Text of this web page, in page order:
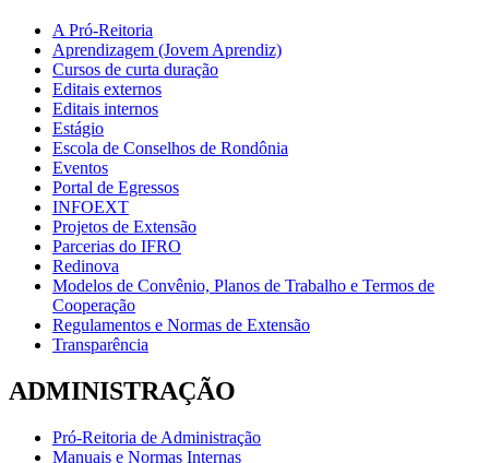
A Pró-Reitoria
Aprendizagem (Jovem Aprendiz)
Cursos de curta duração
Editais externos
Editais internos
Estágio
Escola de Conselhos de Rondônia
Eventos
Portal de Egressos
INFOEXT
Projetos de Extensão
Parcerias do IFRO
Redinova
Modelos de Convênio, Planos de Trabalho e Termos de
Cooperação
Regulamentos e Normas de Extensão
Transparência
ADMINISTRAÇÃO
Pró-Reitoria de Administração
Manuais e Normas Internas